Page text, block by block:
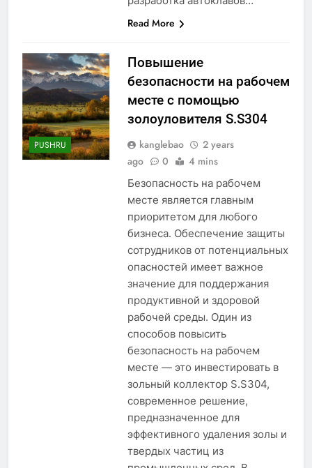
Read More
PUSHRU
Повышение
безопасности на рабочем
месте с помощью
золоуловителя S.S304
kanglebao
2 years
ago
0 4 mins
Безопасность на рабочем
месте является главным
приоритетом для любого
бизнеса. Обеспечение защиты
сотрудников от потенциальных
опасностей имеет важное
значение для поддержания
продуктивной и здоровой
рабочей среды. Один из
способов повысить
безопасность на рабочем
месте — это инвестировать в
зольный коллектор S.S304,
современное решение,
предназначенное для
эффективного удаления золы и
твердых частиц из